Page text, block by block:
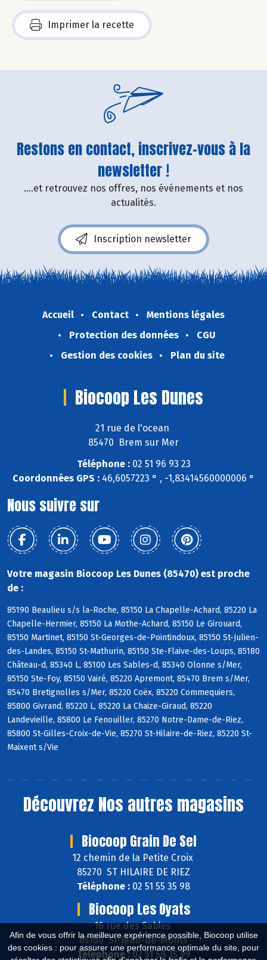
Afin de vous offrir la meilleure expérience possible, Biocoop utilise
des cookies : pour assurer une performance optimale du site, pour
Imprimer la recette
Restons en contact, inscrivez-vous à la
newsletter !
....et retrouvez nos offres, nos événements et nos
actualités.
Inscription newsletter
Accueil Contact
Mentions légales
Protection des données
CGU
Gestion des cookies
Plan du site
Biocoop Les Dunes
21 rue de l'ocean
85470 Brem sur Mer
Téléphone :02 51 96 93 23
Coordonnées GPS : 46,6057223 ° , -1,83414560000006 °
Nous suivre sur
Votre magasin Biocoop Les Dunes (85470) est proche
de :
85190 Beaulieu s/s la-Roche, 85150 La Chapelle-Achard, 85220 La
Chapelle-Hermier, 85150 La Mothe-Achard, 85150 Le Girouard,
85150 Martinet, 85150 St-Georges-de-Pointindoux, 85150 St-Julien-
des-Landes, 85150 St-Mathurin, 85150 Ste-Flaive-des-Loups, 85180
Château-d, 85340 L, 85100 Les Sables-d, 85340 Olonne s/Mer,
85150 Ste-Foy, 85150 Vairé, 85220 Apremont, 85470 Brem s/Mer,
85470 Bretignolles s/Mer, 85220 Coëx, 85220 Commequiers,
85800 Givrand, 85220 L, 85220 La Chaize-Giraud, 85220
Landevieille, 85800 Le Fenouiller, 85270 Notre-Dame-de-Riez,
85800 St-Gilles-Croix-de-Vie, 85270 St-Hilaire-de-Riez, 85220 St-
Maixent s/Vie
Découvrez Nos autres magasins
Biocoop Grain De Sel
12 chemin de la Petite Croix
85270 ST HILAIRE DE RIEZ
Téléphone : 02 51 55 35 98
Biocoop Les Oyats
16 rue des Sables
85160 St-Jean-de-Monts
Téléphone :02 51 58 35 99